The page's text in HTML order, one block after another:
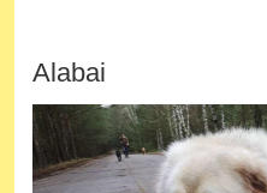
Alabai